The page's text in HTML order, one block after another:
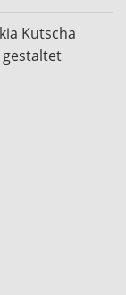
Kutscha